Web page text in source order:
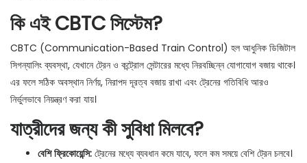
কি এই CBTC সিস্টেম?
CBTC (Communication-Based Train Control) হল আধুনিক ডিজিটাল
সিগন্যালিং ব্যবস্থা, যেখানে ট্রেন ও কন্ট্রোল সেন্টারের মধ্যে নিরবচ্ছিন্ন যোগাযোগ বজায় থাকে।
এর ফলে সঠিক অবস্থান নির্ণয়, নিরাপদ দূরত্ব বজায় রাখা এবং ট্রেনের গতিবিধি আরও
নির্ভুলভাবে নিয়ন্ত্রণ করা যায়।
যাত্রীদের জন্য কী সুবিধা মিলবে?
বেশি ফ্রিকোয়েন্সি: ট্রেনের মধ্যে ব্যবধান কমে যাবে, ফলে কম সময়ে বেশি ট্রেন চলবে।